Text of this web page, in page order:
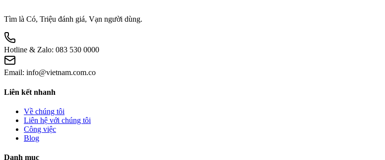
Tìm là Có, Triệu đánh giá, Vạn người dùng.
Hotline & Zalo: 083 530 0000
Email: info@vietnam.com.co
Liên kết nhanh
Về chúng tôi
Liên hệ với chúng tôi
Công việc
Blog
Danh mục